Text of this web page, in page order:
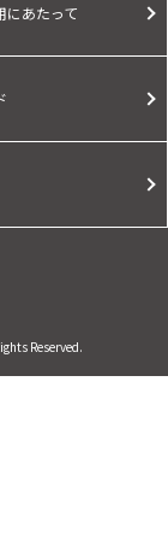
にあたって
Reserved.